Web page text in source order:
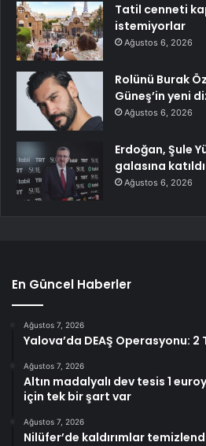
Tatil cenneti
istemiyorlar
Ağustos 6, 2026
Rolünü Burak
Güneş’in yeni
Ağustos 6, 2026
Erdoğan, Şule
galasına katıldı
Ağustos 6, 2026
En Güncel Haberler
Ağustos 7, 2026
Yalova’da DEAŞ Operasyonu:
Ağustos 7, 2026
Altın madalyalı dev tesis 1
için tek bir şart var
Ağustos 7, 2026
Nilüfer’de kaldırımlar